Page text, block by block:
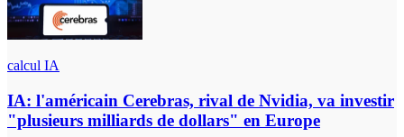
calcul IA
IA: l'américain Cerebras, rival de Nvidia, va investir
"plusieurs milliards de dollars" en Europe